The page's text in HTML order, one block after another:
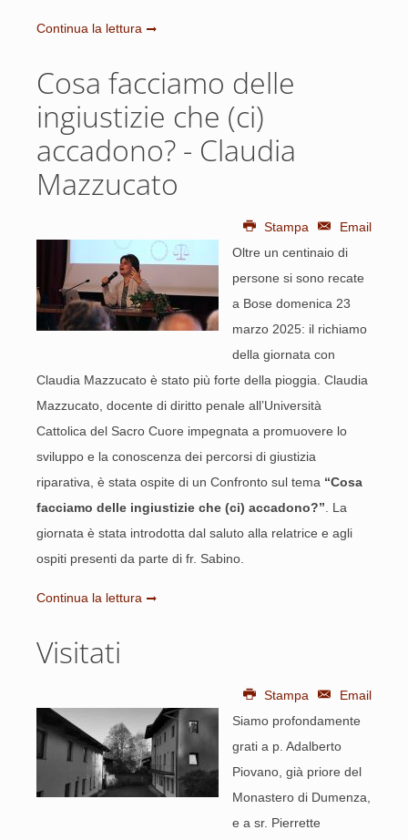
Continua la lettura
Cosa facciamo delle
ingiustizie che (ci)
accadono? - Claudia
Mazzucato
Stampa
Email
Oltre un centinaio di
persone si sono recate
a Bose domenica 23
marzo 2025: il richiamo
della giornata con
Claudia Mazzucato è stato più forte della pioggia. Claudia
Mazzucato, docente di diritto penale all’Università
Cattolica del Sacro Cuore impegnata a promuovere lo
sviluppo e la conoscenza dei percorsi di giustizia
riparativa, è stata ospite di un Confronto sul tema “Cosa
facciamo delle ingiustizie che (ci) accadono?” . La
giornata è stata introdotta dal saluto alla relatrice e agli
ospiti presenti da parte di fr. Sabino.
Continua la lettura
Visitati
Stampa
Email
Siamo profondamente
grati a p. Adalberto
Piovano, già priore del
Monastero di Dumenza,
e a sr. Pierrette